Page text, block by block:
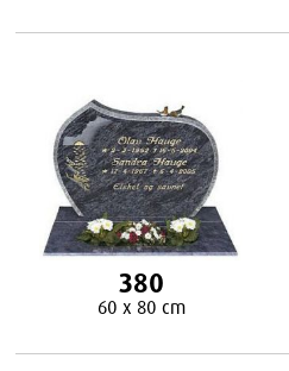
380
60 x 80 cm